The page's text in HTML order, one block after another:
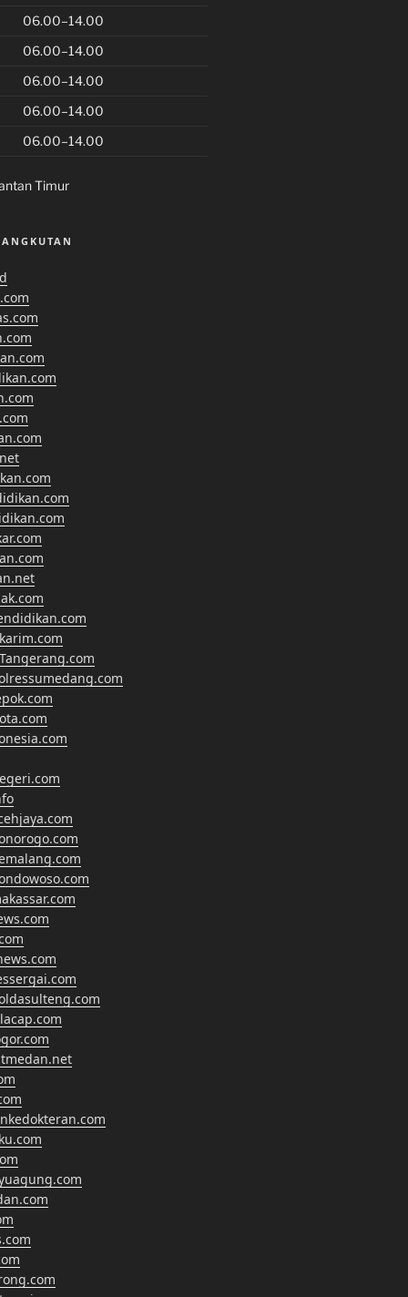
06.00–14.00
06.00–14.00
06.00–14.00
06.00–14.00
06.00–14.00
Timur